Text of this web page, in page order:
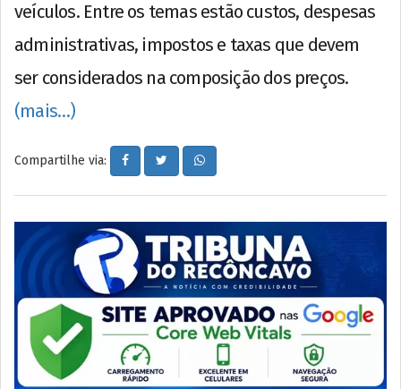
veículos. Entre os temas estão custos, despesas
administrativas, impostos e taxas que devem
ser considerados na composição dos preços.
(mais…)
Compartilhe via: